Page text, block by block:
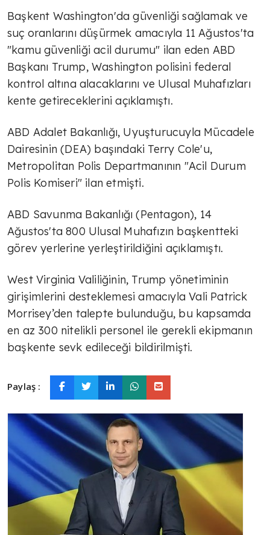
Başkent Washington'da güvenliği sağlamak ve
suç oranlarını düşürmek amacıyla 11 Ağustos'ta
"kamu güvenliği acil durumu" ilan eden ABD
Başkanı Trump, Washington polisini federal
kontrol altına alacaklarını ve Ulusal Muhafızları
kente getireceklerini açıklamıştı.
ABD Adalet Bakanlığı, Uyuşturucuyla Mücadele
Dairesinin (DEA) başındaki Terry Cole'u,
Metropolitan Polis Departmanının "Acil Durum
Polis Komiseri" ilan etmişti.
ABD Savunma Bakanlığı (Pentagon), 14
Ağustos'ta 800 Ulusal Muhafızın başkentteki
görev yerlerine yerleştirildiğini açıklamıştı.
West Virginia Valiliğinin, Trump yönetiminin
girişimlerini desteklemesi amacıyla Vali Patrick
Morrisey’den talepte bulunduğu, bu kapsamda
en az 300 nitelikli personel ile gerekli ekipmanın
başkente sevk edileceği bildirilmişti.
Paylaş :